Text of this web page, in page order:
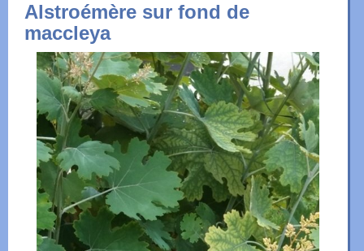
Alstroémère sur fond de
maccleya